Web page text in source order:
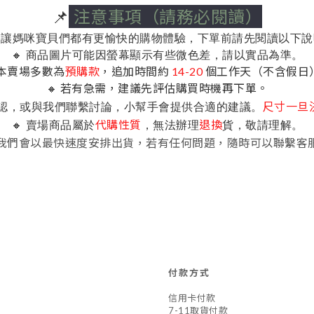
📌 注意事項（請務必閱讀）
媽咪寶貝們都有更愉快的購物體驗，下單前請先閱讀以下說
🔸 商品圖片可能因螢幕顯示有些微色差，請以實品為準。
賣場多數為預購款 ，追加時間約 14-20個工作天（不含假日
🔸 若有急需，建議先評估購買時機再下單。
，或與我們聯繫討論，小幫手會提供合適的建議。 尺寸一旦
🔸 賣場商品屬於代購性質 ，無法辦理退換貨，敬請理解。
們會以最快速度安排出貨，若有任何問題，隨時可以聯繫客
付款方式
信用卡付款
7-11取貨付款